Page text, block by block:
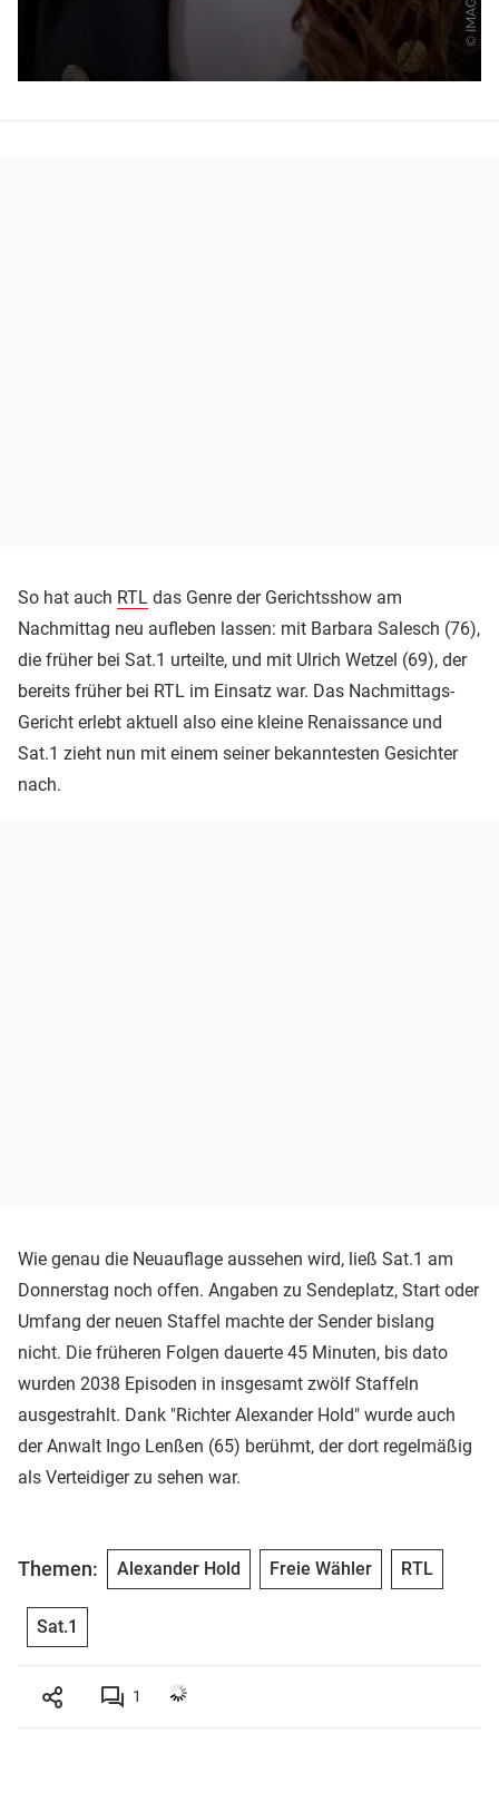
So hat auch RTL das Genre der Gerichtsshow am
Nachmittag neu aufleben lassen: mit Barbara Salesch (76),
die früher bei Sat.1 urteilte, und mit Ulrich Wetzel (69), der
bereits früher bei RTL im Einsatz war. Das Nachmittags-
Gericht erlebt aktuell also eine kleine Renaissance und
Sat.1 zieht nun mit einem seiner bekanntesten Gesichter
nach.
Wie genau die Neuauflage aussehen wird, ließ Sat.1 am
Donnerstag noch offen. Angaben zu Sendeplatz, Start oder
Umfang der neuen Staffel machte der Sender bislang
nicht. Die früheren Folgen dauerte 45 Minuten, bis dato
wurden 2038 Episoden in insgesamt zwölf Staffeln
ausgestrahlt. Dank "Richter Alexander Hold" wurde auch
der Anwalt Ingo Lenßen (65) berühmt, der dort regelmäßig
als Verteidiger zu sehen war.
Themen: Alexander Hold Freie Wähler RTL
Sat.1
1